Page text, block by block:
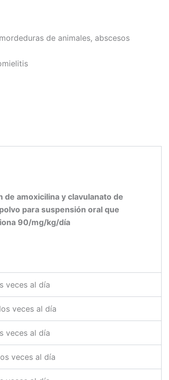
de animales, abscesos
de amoxicilina y clavulanato de
para suspensión oral que
90/mg/kg/día
veces al día
veces al día
veces al día
veces al día